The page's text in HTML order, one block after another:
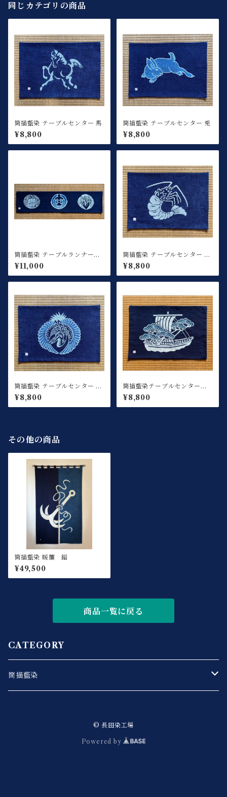
同じカテゴリの商品
筒描藍染 テーブルセンター 馬
¥8,800
筒描藍染 テーブルセンター 兎
¥8,800
筒描藍染 テーブルランナー鶴
亀熨斗
¥11,000
筒描藍染 テーブルセンター 海
老
¥8,800
筒描藍染 テーブルセンター 鶴
A
¥8,800
筒描藍染テーブルセンター宝
船
¥8,800
その他の商品
筒描藍染 暖簾 錨
¥49,500
商品一覧に戻る
CATEGORY
筒描藍染
© 長田染工場
Powered by